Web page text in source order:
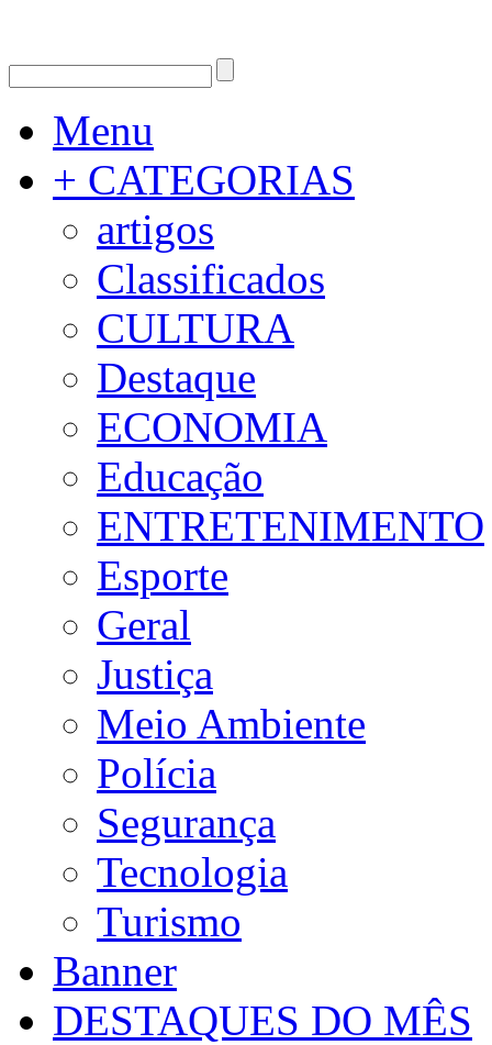
Menu
+ CATEGORIAS
artigos
Classificados
CULTURA
Destaque
ECONOMIA
Educação
ENTRETENIMENTO
Esporte
Geral
Justiça
Meio Ambiente
Polícia
Segurança
Tecnologia
Turismo
Banner
DESTAQUES DO MÊS